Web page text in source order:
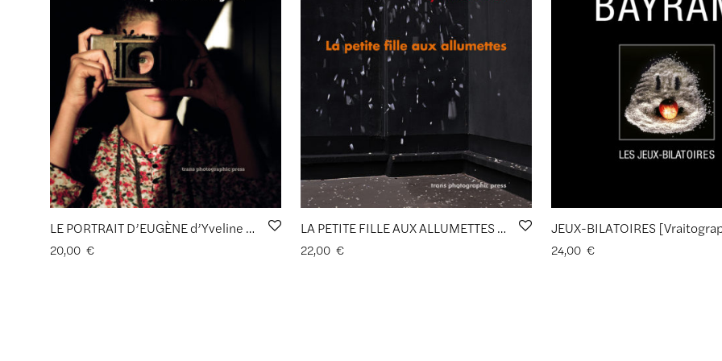
LE PORTRAIT D’EUGÈNE d’Yveline Loiseur
20,00 €
LA PETITE FILLE AUX ALLUMETTES d’Yveline Loiseur
22,00 € 24,00 €